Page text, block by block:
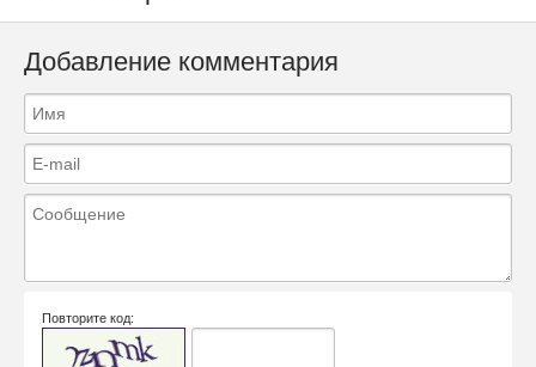
Добавление комментария
Повторите код: